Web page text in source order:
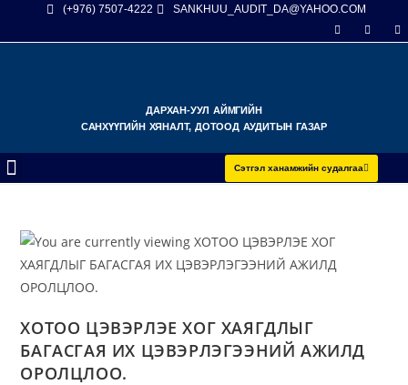
(+976) 7507-4222 SANKHUU_AUDIT_DA@YAHOO.COM
ДАРХАН-УУЛ АЙМГИЙН
САНХҮҮГИЙН ХЯНАЛТ, ДОТООД АУДИТЫН ГАЗАР
Сэтгэл ханамжийн судалгаа
ХОТОО ЦЭВЭРЛЭЕ ХОГ ХАЯГДЛЫГ
БАГАСГАЯ ИХ ЦЭВЭРЛЭГЭЭНИЙ АЖИЛД
ОРОЛЦЛОО.